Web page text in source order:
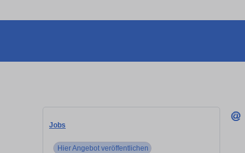
Jobs
Hier Angebot veröffentlichen